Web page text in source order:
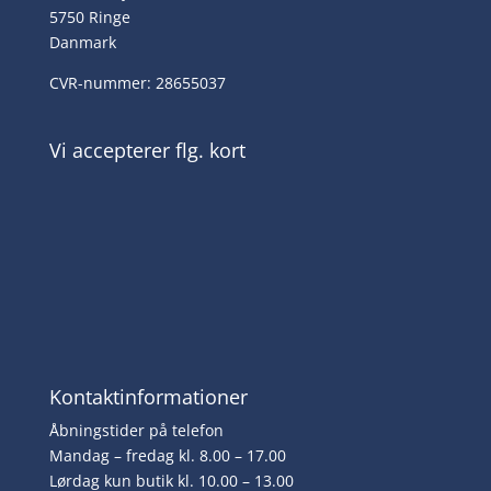
5750 Ringe
Danmark
CVR-nummer: 28655037
Vi accepterer flg. kort
Kontaktinformationer
Åbningstider på telefon
Mandag – fredag kl. 8.00 – 17.00
Lørdag kun butik kl. 10.00 – 13.00